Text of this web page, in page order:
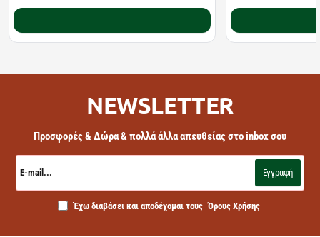
NEWSLETTER
Προσφορές & Δώρα & πολλά άλλα απευθείας στο inbox σου
E-
mail...
Εγγραφή
Έχω διαβάσει και αποδέχομαι τους Όρους Χρήσης